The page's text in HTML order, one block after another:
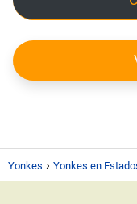
Yonkes Yonkes en